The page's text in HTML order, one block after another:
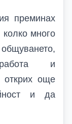
преминах
колко много
работа и
открих още
и да